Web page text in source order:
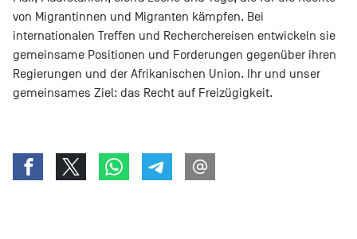
von Migrantinnen und Migranten kämpfen. Bei
internationalen Treffen und Recherchereisen entwickeln sie
gemeinsame Positionen und Forderungen gegenüber ihren
Regierungen und der Afrikanischen Union. Ihr und unser
gemeinsames Ziel: das Recht auf Freizügigkeit.